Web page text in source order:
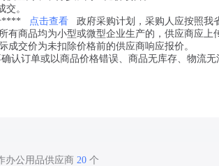
。
****
点击查看
政府采购计划，采购人应按照我
有商品均为小型或微型企业生产的，供应商应上
交价为未扣除价格前的供应商响应报价。
认订单或以商品价格错误、商品无库存、物流
办公用品供应商 20 个